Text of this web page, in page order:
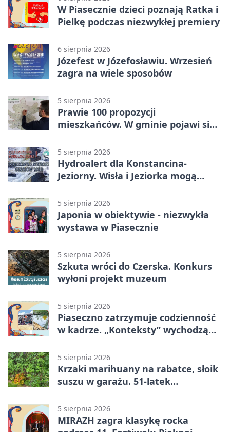
W Piasecznie dzieci poznają Ratka i
Pielkę podczas niezwykłej premiery
6 sierpnia 2026
Józefest w Józefosławiu. Wrzesień
zagra na wiele sposobów
5 sierpnia 2026
Prawie 100 propozycji
mieszkańców. W gminie pojawi się
5 sierpnia 2026
Hydroalert dla Konstancina-
Jeziorny. Wisła i Jeziorka mogą
5 sierpnia 2026
Japonia w obiektywie - niezwykła
wystawa w Piasecznie
5 sierpnia 2026
Szkuta wróci do Czerska. Konkurs
wyłoni projekt muzeum
5 sierpnia 2026
Piaseczno zatrzymuje codzienność
w kadrze. „Konteksty” wychodzą
5 sierpnia 2026
Krzaki marihuany na rabatce, słoik
suszu w garażu. 51-latek
5 sierpnia 2026
MIRAZH zagra klasykę rocka